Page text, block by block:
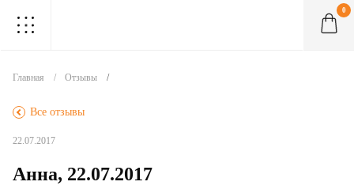
. . .
. . .
. . .
0
Главная Отзывы
Все отзывы
.
22.07.2017
Анна, 22.07.2017